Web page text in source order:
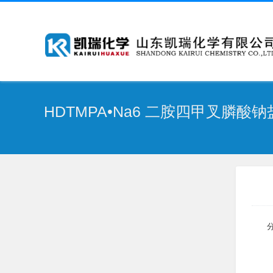
HDTMPA•Na6 二胺四甲叉膦酸钠